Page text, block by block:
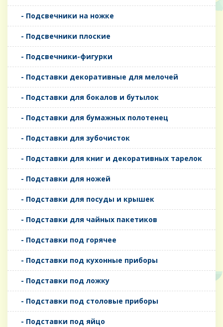
- Подсвечники на ножке
- Подсвечники плоские
- Подсвечники-фигурки
- Подставки декоративные для мелочей
- Подставки для бокалов и бутылок
- Подставки для бумажных полотенец
- Подставки для зубочисток
- Подставки для книг и декоративных тарелок
- Подставки для ножей
- Подставки для посуды и крышек
- Подставки для чайных пакетиков
- Подставки под горячее
- Подставки под кухонные приборы
- Подставки под ложку
- Подставки под столовые приборы
- Подставки под яйцо